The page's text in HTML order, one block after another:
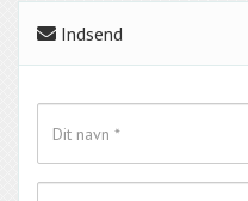
Indsend